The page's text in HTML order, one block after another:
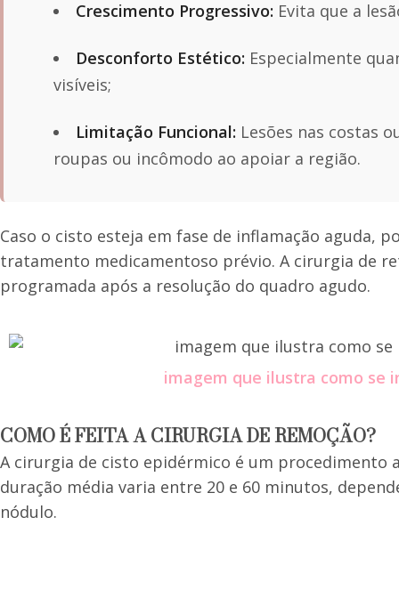
Crescimento Progressivo: Evita que a
Desconforto Estético: Especialmente
visíveis;
Limitação Funcional: Lesões nas costas
roupas ou incômodo ao apoiar a região.
Caso o cisto esteja em fase de inflamação aguda,
tratamento medicamentoso prévio. A cirurgia de
programada após a resolução do quadro agudo.
imagem que ilustra como se
COMO É FEITA A CIRURGIA DE REMOÇÃO?
A cirurgia de cisto epidérmico é um procedimento
duração média varia entre 20 e 60 minutos,
nódulo.